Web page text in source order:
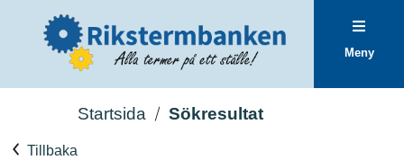
Meny
Startsida Sökresultat
Tillbaka